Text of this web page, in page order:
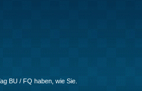
BU / FQ haben, wie Sie.